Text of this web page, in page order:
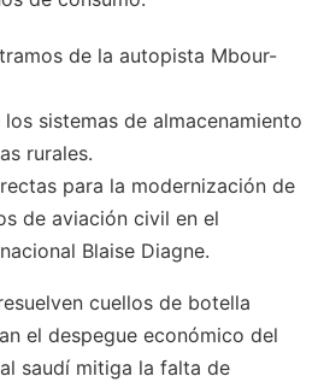
de la autopista Mbour-
sistemas de almacenamiento
rurales.
para la modernización de
de aviación civil en el
Blaise Diagne.
cuellos de botella
el despegue económico del
saudí mitiga la falta de